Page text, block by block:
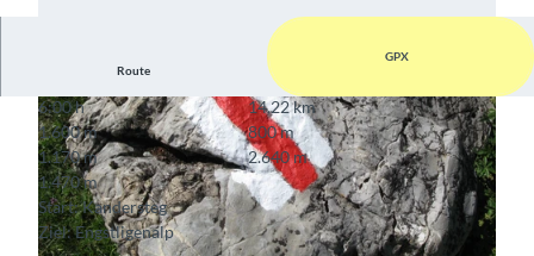
© Berner Wanderwege
Route
GPX
6:00 h
14,22 km
1.600 m
800 m
1.170 m
2.640 m
1.470 m
Start: Kandersteg
Ziel: Engstligenalp